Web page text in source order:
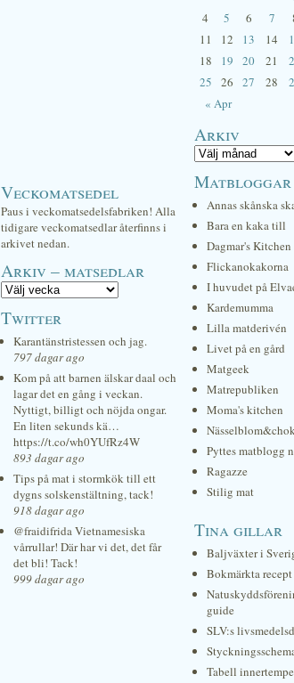
Veckomatsedel
Paus i veckomatsedelsfabriken! Alla
tidigare veckomatsedlar återfinns i
arkivet nedan.
Arkiv – matsedlar
Twitter
Karantänstristessen och jag.
797 dagar ago
Kom på att barnen älskar daal och
lagar det en gång i veckan.
Nyttigt, billigt och nöjda ongar.
En liten sekunds kä…
https://t.co/wh0YUfRz4W
893 dagar ago
Tips på mat i stormkök till ett
dygns solskenstältning, tack!
918 dagar ago
@fraidifrida Vietnamesiska
vårrullar! Där har vi det, det får
det bli! Tack!
999 dagar ago
« Apr
4
5 6 7
11
12 13 14
18
19 20 21
25
26 27 28
Arkiv
Matbloggar
Annas skånska
Bara en kaka till
Dagmar's Kitchen
Flickanokakorna
I huvudet på
Kardemumma
Lilla matderivén
Livet på en gård
Matgeek
Matrepubliken
Moma's kitchen
Pyttes matblogg
Ragazze
Stilig mat
Tina gillar
Baljväxter i
Bokmärkta recept
guide
SLV:s
Tabell